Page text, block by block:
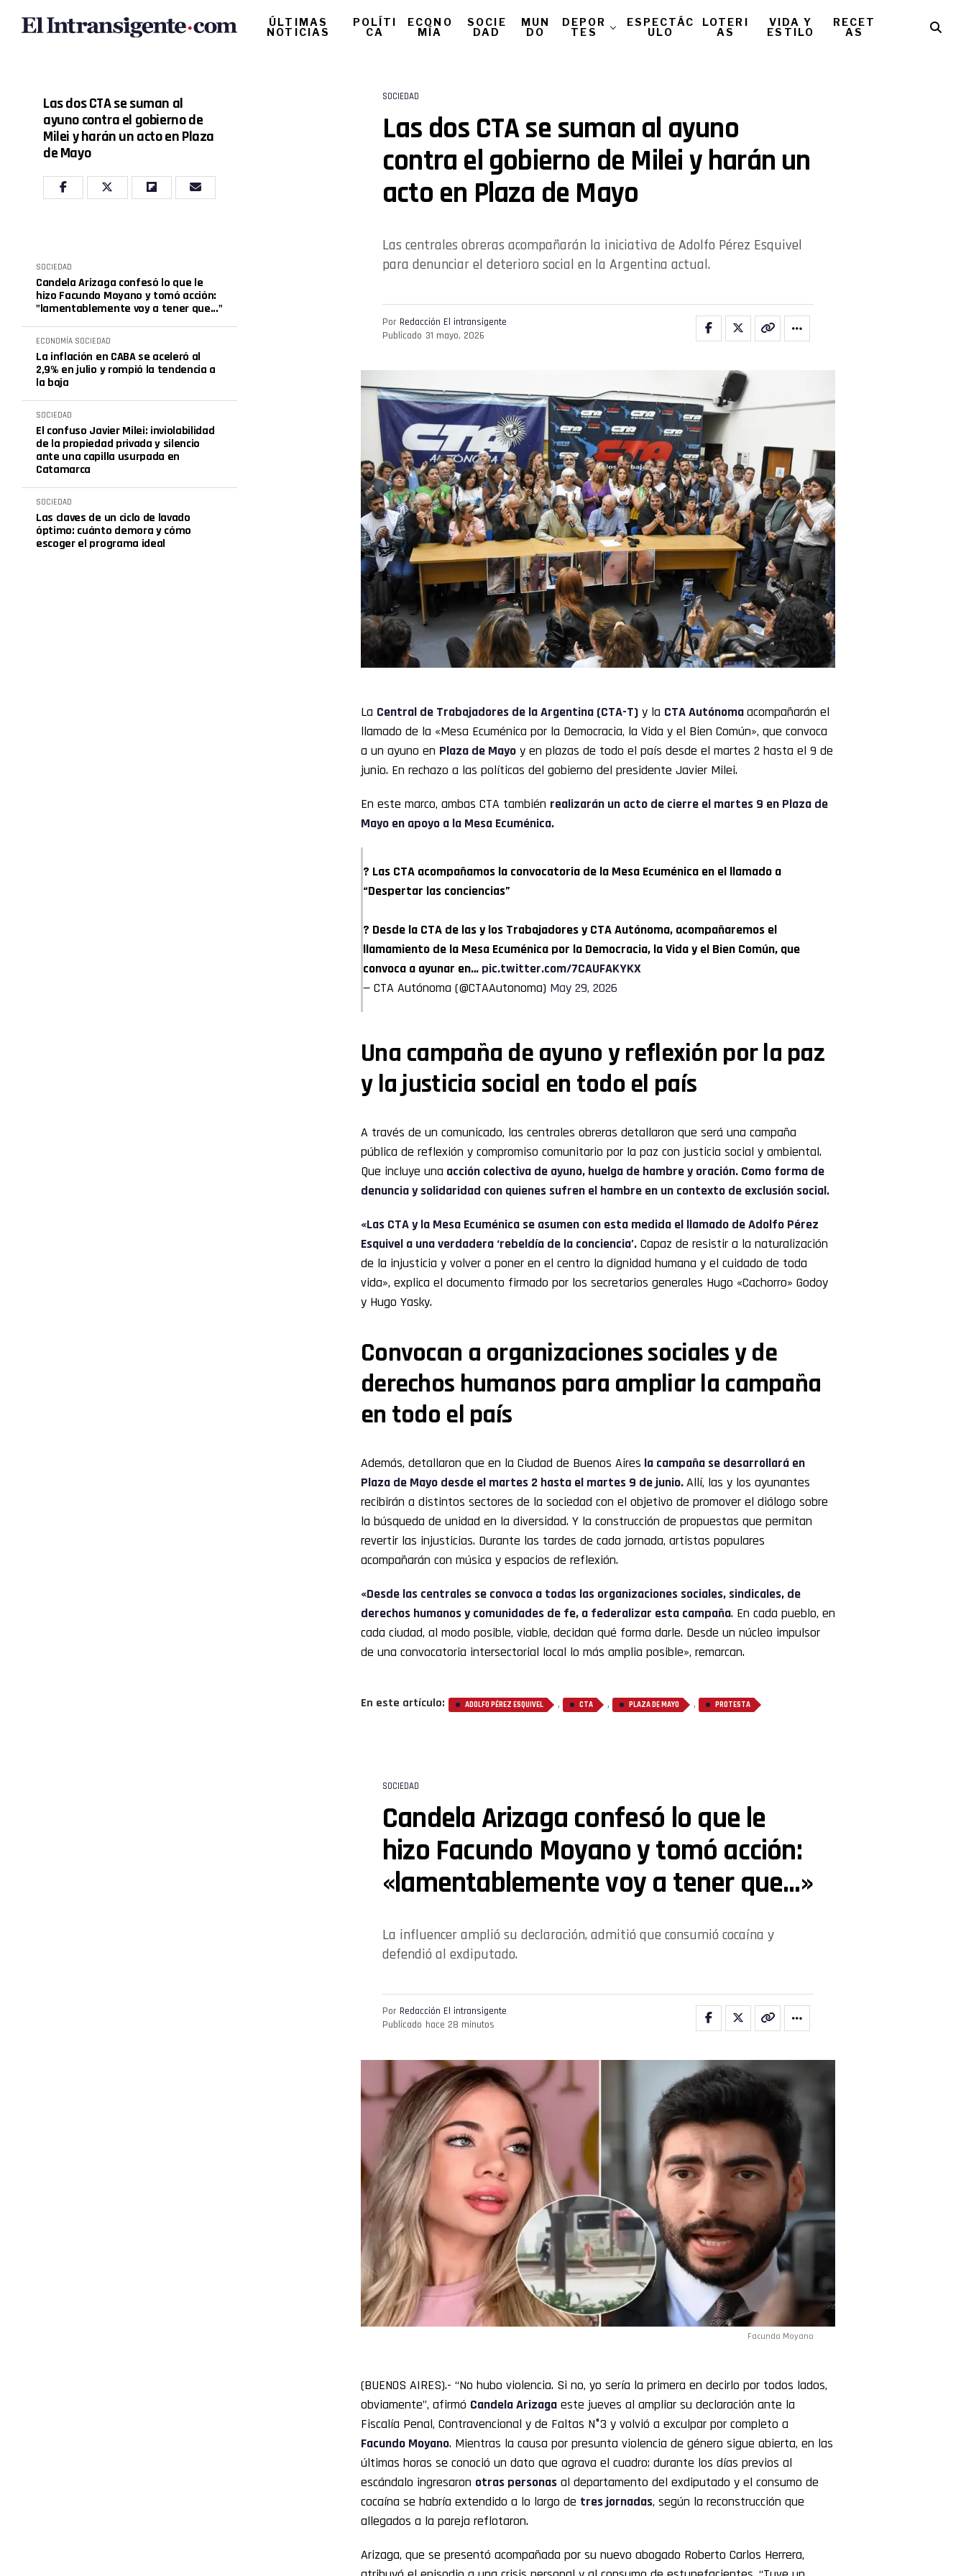
ÚLTIMAS
NOTICIAS
POLÍTI
CA
ECONO
MÍA
SOCIE
DAD
MUN
DO
DEPOR
TES
ESPECTÁC
ULO
LOTERI
AS
VIDA Y
ESTILO
RECET
AS
Las dos CTA se suman al
ayuno contra el gobierno de
Milei y harán un acto en Plaza
de Mayo
SOCIEDAD
Candela Arizaga confesó lo que le
hizo Facundo Moyano y tomó acción:
"lamentablemente voy a tener que..."
ECONOMÍA SOCIEDAD
La inflación en CABA se aceleró al
2,9% en julio y rompió la tendencia a
la baja
SOCIEDAD
El confuso Javier Milei: inviolabilidad
de la propiedad privada y silencio
ante una capilla usurpada en
Catamarca
SOCIEDAD
Las claves de un ciclo de lavado
óptimo: cuánto demora y cómo
escoger el programa ideal
SOCIEDAD
Las dos CTA se suman al ayuno
contra el gobierno de Milei y harán un
acto en Plaza de Mayo
Las centrales obreras acompañarán la iniciativa de Adolfo Pérez Esquivel
para denunciar el deterioro social en la Argentina actual.
Por Redacción El intransigente
Publicado 31 mayo, 2026
La Central de Trabajadores de la Argentina (CTA-T) y la CTA Autónomaacompañarán el
llamado de la «Mesa Ecuménica por la Democracia, la Vida y el Bien Común», que convoca
a un ayuno en Plaza de Mayo y en plazas de todo el país desde el martes 2 hasta el 9 de
junio. En rechazo a las políticas del gobierno del presidente Javier Milei.
En este marco, ambas CTA también realizarán un acto de cierre el martes 9 en Plaza de
Mayo en apoyo a la Mesa Ecuménica.
? Las CTA acompañamos la convocatoria de la Mesa Ecuménica en el llamado a
“Despertar las conciencias”
? Desde la CTA de las y los Trabajadores y CTA Autónoma, acompañaremos el
llamamiento de la Mesa Ecuménica por la Democracia, la Vida y el Bien Común, que
convoca a ayunar en… pic.twitter.com/7CAUFAKYKX
— CTA Autónoma (@CTAAutonoma) May 29, 2026
Una campaña de ayuno y reflexión por la paz
y la justicia social en todo el país
A través de un comunicado, las centrales obreras detallaron que será una campaña
pública de reflexión y compromiso comunitario por la paz con justicia social y ambiental.
Que incluye una acción colectiva de ayuno, huelga de hambre y oración. Como forma de
denuncia y solidaridad con quienes sufren el hambre en un contexto de exclusión social.
«Las CTA y la Mesa Ecuménica se asumen con esta medida el llamado de Adolfo Pérez
Esquivel a una verdadera ‘rebeldía de la conciencia’. Capaz de resistir a la naturalización
de la injusticia y volver a poner en el centro la dignidad humana y el cuidado de toda
vida», explica el documento firmado por los secretarios generales Hugo «Cachorro» Godoy
y Hugo Yasky.
Convocan a organizaciones sociales y de
derechos humanos para ampliar la campaña
en todo el país
Además, detallaron que en la Ciudad de Buenos Aires la campaña se desarrollará en
Plaza de Mayo desde el martes 2 hasta el martes 9 de junio.Allí, las y los ayunantes
recibirán a distintos sectores de la sociedad con el objetivo de promover el diálogo sobre
la búsqueda de unidad en la diversidad. Y la construcción de propuestas que permitan
revertir las injusticias. Durante las tardes de cada jornada, artistas populares
acompañarán con música y espacios de reflexión.
«Desde las centrales se convoca a todas las organizaciones sociales, sindicales, de
derechos humanos y comunidades de fe, a federalizar esta campaña. En cada pueblo, en
cada ciudad, al modo posible, viable, decidan qué forma darle. Desde un núcleo impulsor
de una convocatoria intersectorial local lo más amplia posible», remarcan.
En este artículo: ADOLFO PÉREZ ESQUIVEL , CTA , PLAZA DE MAYO , PROTESTA
SOCIEDAD
Candela Arizaga confesó lo que le
hizo Facundo Moyano y tomó acción:
«lamentablemente voy a tener que…»
La influencer amplió su declaración, admitió que consumió cocaína y
defendió al exdiputado.
Por Redacción El intransigente
Publicado hace 28 minutos
Facundo Moyano
(BUENOS AIRES).- “No hubo violencia. Si no, yo sería la primera en decirlo por todos lados,
obviamente”, afirmó Candela Arizaga este jueves al ampliar su declaración ante la
Fiscalía Penal, Contravencional y de Faltas N°3 y volvió a exculpar por completo a
Facundo Moyano. Mientras la causa por presunta violencia de género sigue abierta, en las
últimas horas se conoció un dato que agrava el cuadro: durante los días previos al
escándalo ingresaron otras personas al departamento del exdiputado y el consumo de
cocaína se habría extendido a lo largo de tres jornadas, según la reconstrucción que
allegados a la pareja reflotaron.
Arizaga, que se presentó acompañada por su nuevo abogado Roberto Carlos Herrera,